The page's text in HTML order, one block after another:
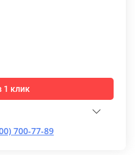
1 клик
700-77-89